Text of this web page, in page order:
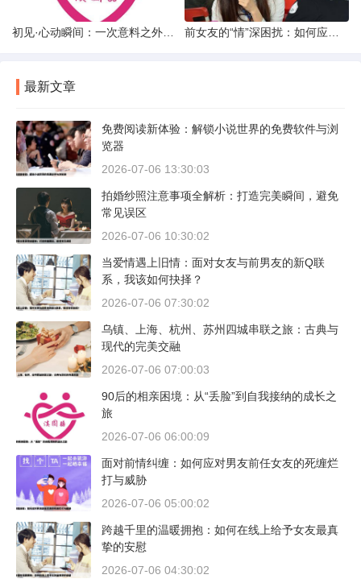
最新文章
免费阅读新体验：解锁小说世界的免费软件与浏
览器
2026-07-06 13:30:03
拍婚纱照注意事项全解析：打造完美瞬间，避免
常见误区
2026-07-06 10:30:02
当爱情遇上旧情：面对女友与前男友的新Q联
系，我该如何抉择？
2026-07-06 07:30:02
乌镇、上海、杭州、苏州四城串联之旅：古典与
现代的完美交融
2026-07-06 07:00:03
90后的相亲困境：从“丢脸”到自我接纳的成长之
旅
2026-07-06 06:00:09
面对前情纠缠：如何应对男友前任女友的死缠烂
打与威胁
2026-07-06 05:00:02
跨越千里的温暖拥抱：如何在线上给予女友最真
挚的安慰
2026-07-06 04:30:02